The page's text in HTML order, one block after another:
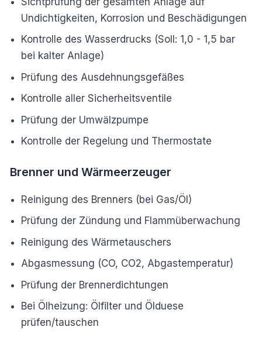
Undichtigkeiten, Korrosion und Beschädigungen
Kontrolle des Wasserdrucks (Soll: 1,0 - 1,5 bar
bei kalter Anlage)
Prüfung des Ausdehnungsgefäßes
Kontrolle aller Sicherheitsventile
Prüfung der Umwälzpumpe
Kontrolle der Regelung und Thermostate
Brenner und Wärmeerzeuger
Reinigung des Brenners (bei Gas/Öl)
Prüfung der Zündung und Flammüberwachung
Reinigung des Wärmetauschers
Abgasmessung (CO, CO2, Abgastemperatur)
Prüfung der Brennerdichtungen
Bei Ölheizung: Ölfilter und Ölduese
prüfen/tauschen